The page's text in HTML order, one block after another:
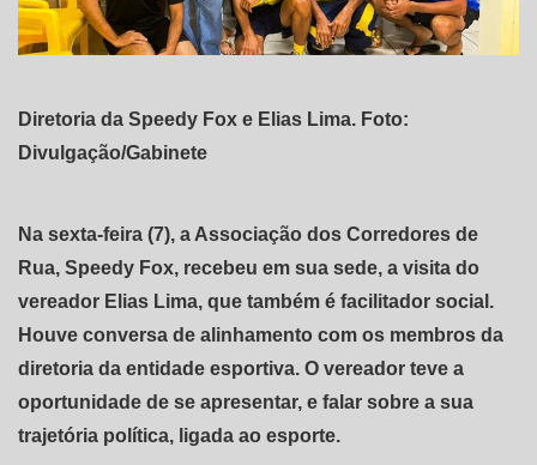
Diretoria da Speedy Fox e Elias Lima. Foto:
Divulgação/Gabinete
Na sexta-feira (7), a Associação dos Corredores de
Rua, Speedy Fox, recebeu em sua sede, a visita do
vereador Elias Lima, que também é facilitador social.
Houve conversa de alinhamento com os membros da
diretoria da entidade esportiva. O vereador teve a
oportunidade de se apresentar, e falar sobre a sua
trajetória política, ligada ao esporte.